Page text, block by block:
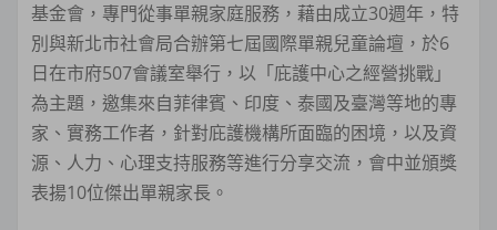
基金會，專門從事單親家庭服務，藉由成立30週年，特
別與新北市社會局合辦第七屆國際單親兒童論壇，於6
日在市府507會議室舉行，以「庇護中心之經營挑戰」
為主題，邀集來自菲律賓、印度、泰國及臺灣等地的專
家、實務工作者，針對庇護機構所面臨的困境，以及資
源、人力、心理支持服務等進行分享交流，會中並頒獎
表揚10位傑出單親家長。